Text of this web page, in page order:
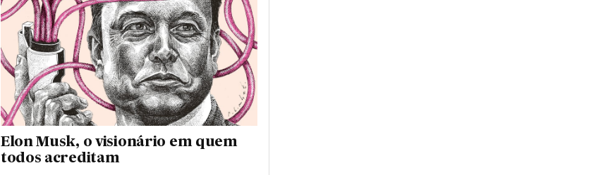
Elon Musk, o visionário em quem
todos acreditam